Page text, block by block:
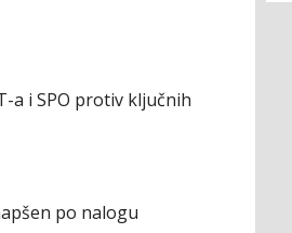
a i SPO protiv ključnih
po nalogu